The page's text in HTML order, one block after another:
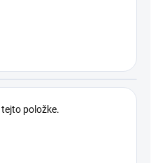
položke.